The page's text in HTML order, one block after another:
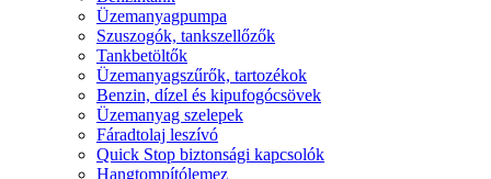
Üzemanyagpumpa
Szuszogók, tankszellőzők
Tankbetöltők
Üzemanyagszűrők, tartozékok
Benzin, dízel és kipufogócsövek
Üzemanyag szelepek
Fáradtolaj leszívó
Quick Stop biztonsági kapcsolók
Hangtompítólemez